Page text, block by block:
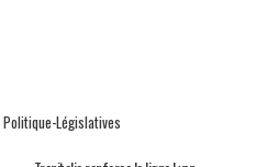
Politique-Législatives